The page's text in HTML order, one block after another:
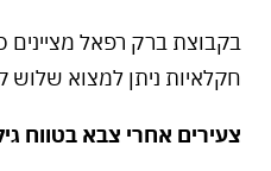
בקבוצת ברק רפאל מציינים
חקלאיות ניתן למצוא שלוש
צעירים אחרי צבא בטווח גילים: